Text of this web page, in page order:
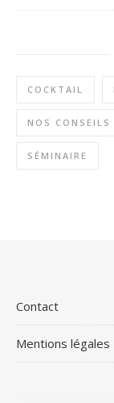
COCKTAIL
NOS CONSEILS
SÉMINAIRE
Contact
Mentions légales